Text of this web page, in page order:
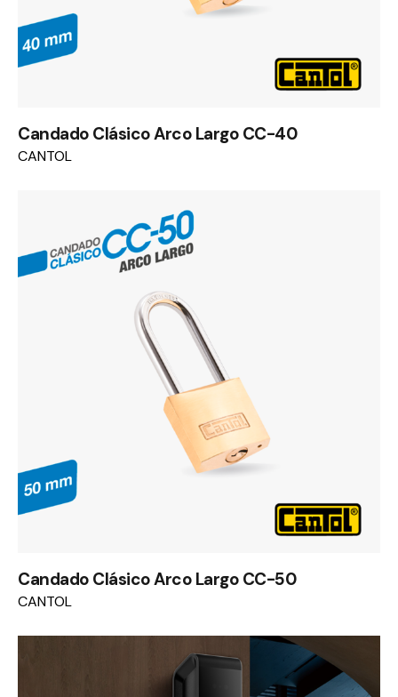
Candado Clásico Arco Largo CC-40
CANTOL
Candado Clásico Arco Largo CC-50
CANTOL